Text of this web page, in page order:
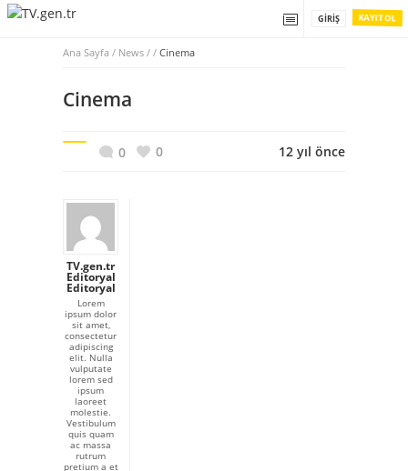
KAYIT OL
GIRIŞ
Ana Sayfa / News / / Cinema
Cinema
0 0 12 yıl önce
TV.gen.tr
Editoryal
Editoryal
Lorem
ipsum dolor
sit amet,
consectetur
adipiscing
elit. Nulla
vulputate
lorem sed
ipsum
laoreet
molestie.
Vestibulum
quis quam
ac massa
rutrum
pretium a et